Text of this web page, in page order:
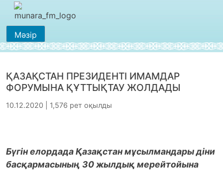
Мәзір
ҚАЗАҚСТАН ПРЕЗИДЕНТІ ИМАМДАР
ФОРУМЫНА ҚҰТТЫҚТАУ ЖОЛДАДЫ
10.12.2020 | 1,576 рет оқылды
Бүгін елордада Қазақстан мұсылмандары діни
басқармасының 30 жылдық мерейтойына